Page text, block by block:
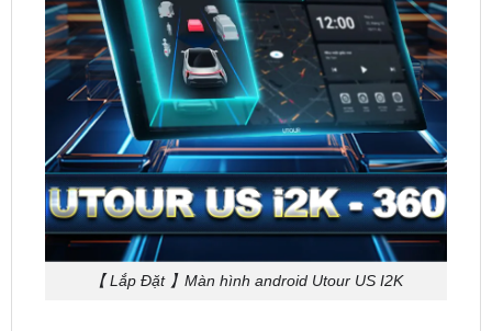
【 Lắp Đặt 】Màn hình android Utour US I2K
Màn hình android Utour US I2K sở hữu những